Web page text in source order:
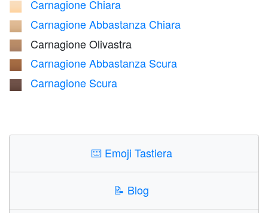
Carnagione Chiara
Carnagione Abbastanza Chiara
Carnagione Olivastra
Carnagione Abbastanza Scura
Carnagione Scura
⌨️ Emoji Tastiera
📝 Blog